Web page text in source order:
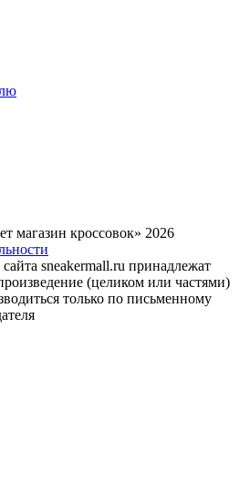
магазин кроссовок» 2026
sneakermall.ru принадлежат
(целиком или частями)
только по письменному